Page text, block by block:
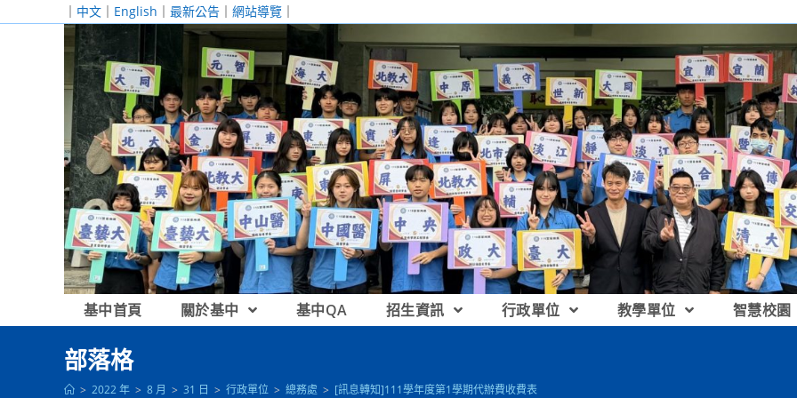
｜ 中文 ｜ English ｜ 最新公告 ｜ 網站導覽 ｜
基中首頁 關於基中 基中QA 招生資訊 行政單位 教學單位 智慧校園
部落格
> 2022 年 > 8 月 > 31 日 > 行政單位 > 總務處 > [訊息轉知]111學年度第1學期代辦費收費表